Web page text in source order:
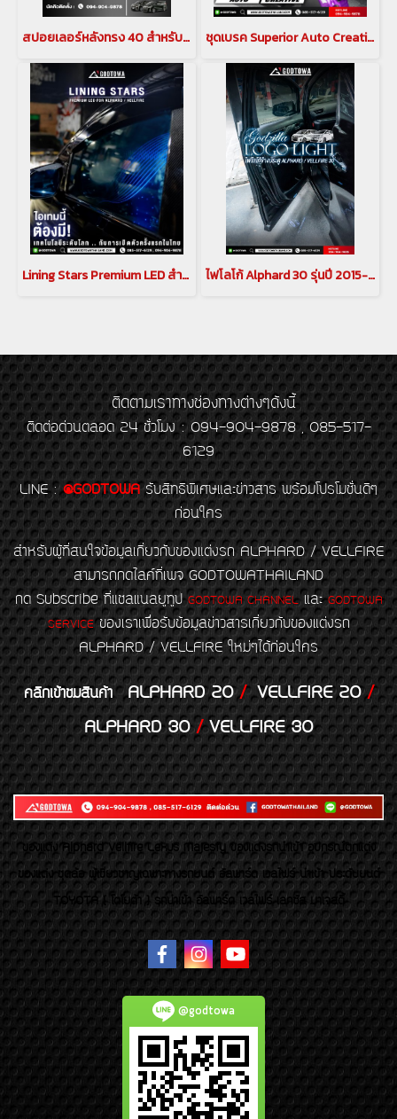
สปอยเลอร์หลังทรง 40 สำหรับ ALPHARD / VELLFIRE 30 ชุดเบรค Superior Auto Creative CALIPER BREAK คาลิปเปอร์เบรก สำหรับรถยนต์ ALPHARD / VELLFIRE 30
Lining Stars Premium LED สำหรับ อัลพาร์ด เวลไฟร์ ALPHARD / VELLFIRE 30 รุ่นปี 2015-2023 ไฟโลโก้ Alphard 30 รุ่นปี 2015-2022 Godzilla Logo Light ไฟแต่งส่องพื้นข้างประตู Alphard 30
ติดตามเราทางช่องทางต่างๆดังนี้
ติดต่อด่วนตลอด 24 ชั่วโมง : 094-904-9878 , 085-517-
6129
LINE : @GODTOWA รับสิทธิพิเศษและข่าวสาร พร้อมโปรโมชั่นดีๆ
ก่อนใคร
สำหรับผู้ที่สนใจข้อมูลเกี่ยวกับของแต่งรถ ALPHARD / VELLFIRE
สามารถกดไลค์ที่เพจ GODTOWATHAILAND
กด Subscribe ที่แชลแนลยูทูป GODTOWA CHANNELและGODTOWA
SERVICEของเราเพื่อรับข้อมูลข่าวสารเกี่ยวกับของแต่งรถ
ALPHARD / VELLFIRE ใหม่ๆได้ก่อนใคร
คลิกเข้าชมสินค้า ALPHARD 20/VELLFIRE 20/
ALPHARD 30/VELLFIRE 30
ของเเต่ง Alphard Vellfire Lexus Majesty ของเเต่งรถนำเข้า อุปกรณ์ตกแต่ง
ของแต่ง ชุดล้อ ผู้เชี่ยวชาญเฉพาะทางรถยนต์ อัลพาร์ด เวลไฟร์ นำเข้า ประดับยนต์
TOYOTA ( โตโยต้า ) รถนำเข้า อัลพาร์ด เวลไฟร์ เลกซัส มาเจสตี้
@godtowa